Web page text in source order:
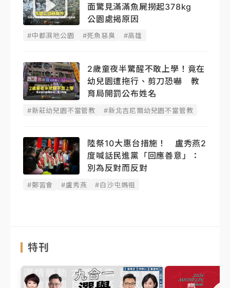
面驚見滿滿魚屍撈起378kg
公園處揭原因
#中都濕地公園 #死魚惡臭 #高雄
2歲童夜半驚醒不敢上學！竟在
幼兒園遭拖行、剪刀恐嚇 教
育局開罰公布姓名
#新莊幼兒園不當管教 #新北吉尼爾幼兒園不當管教
陸祭10大惠台措施！ 盧秀燕2
度喊話民進黨「回應善意」：
別為反對而反對
#鄭習會 #盧秀燕 #白沙屯媽祖
特刊